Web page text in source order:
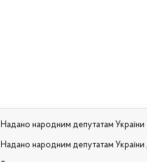
Надано народним депутатам України
Надано народним депутатам